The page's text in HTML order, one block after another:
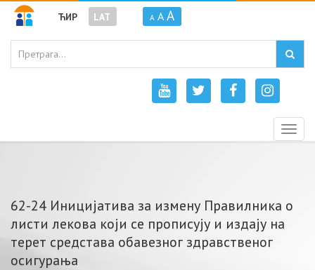
ЋИР LAT A A A
62-24 Иницијатива за измену Правилника о
листи лекова који се прописују и издају на
терет средстава обавезног здравственог
осигурања